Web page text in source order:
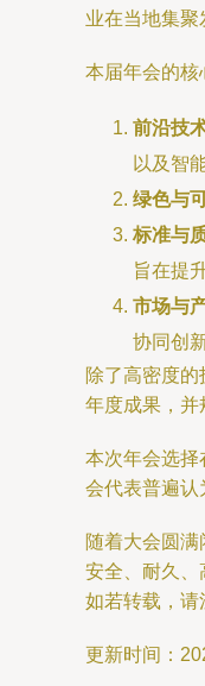
业在当地集聚
本届年会的核
前沿技
以及智
绿色与
标准与
旨在提
市场与
协同创
除了高密度
年度成果，并
本次年会选择
会代表普遍认
随着大会圆
安全、耐久、
如若转载，请
更新时间：